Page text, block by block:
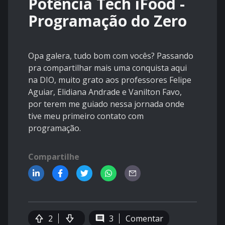
Programação do Zero
Opa galera, tudo bom com vocês? Passando
pra compartilhar mais uma conquista aqui
na DIO, muito grato aos professores Felipe
Aguiar, Elidiana Andrade e Vanilton Favo,
por terem me guiado nessa jornada onde
tive meu primeiro contato com
programação.
Compartilhe
2 3 Comentar